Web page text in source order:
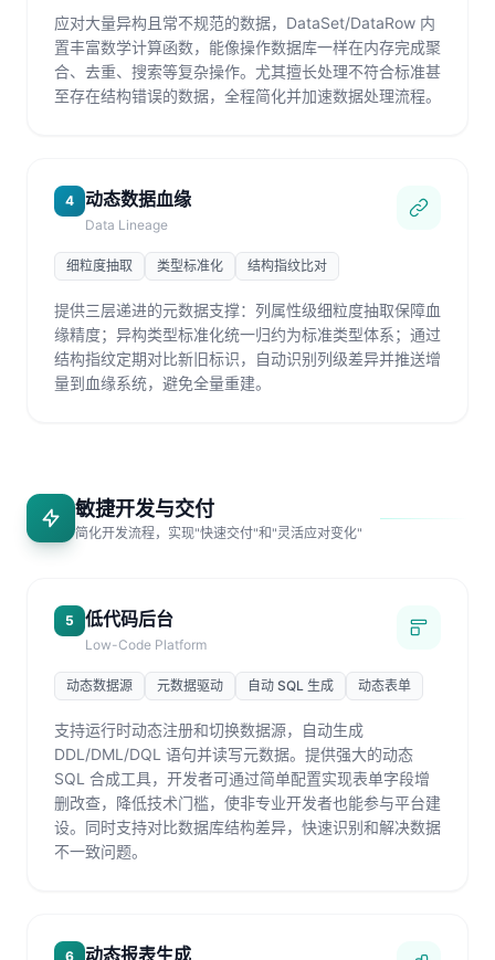
应对大量异构且常不规范的数据，DataSet/DataRow 内
置丰富数学计算函数，能像操作数据库一样在内存完成聚
合、去重、搜索等复杂操作。尤其擅长处理不符合标准甚
至存在结构错误的数据，全程简化并加速数据处理流程。
4 动态数据血缘
Data Lineage
细粒度抽取 类型标准化 结构指纹比对
提供三层递进的元数据支撑：列属性级细粒度抽取保障血
缘精度；异构类型标准化统一归约为标准类型体系；通过
结构指纹定期对比新旧标识，自动识别列级差异并推送增
量到血缘系统，避免全量重建。
敏捷开发与交付
简化开发流程，实现"快速交付"和"灵活应对变化"
5 低代码后台
Low-Code Platform
动态数据源 元数据驱动 自动 SQL 生成 动态表单
支持运行时动态注册和切换数据源，自动生成
DDL/DML/DQL 语句并读写元数据。提供强大的动态
SQL 合成工具，开发者可通过简单配置实现表单字段增
删改查，降低技术门槛，使非专业开发者也能参与平台建
设。同时支持对比数据库结构差异，快速识别和解决数据
不一致问题。
6 动态报表生成